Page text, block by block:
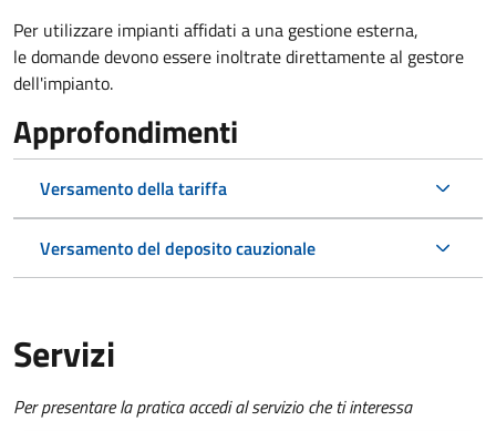
Per utilizzare impianti affidati a una gestione esterna,
le domande devono essere inoltrate direttamente al gestore
dell'impianto.
Approfondimenti
Versamento della tariffa
Versamento del deposito cauzionale
Servizi
Per presentare la pratica accedi al servizio che ti interessa